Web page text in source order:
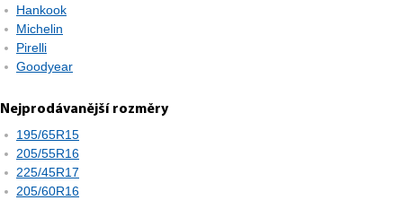
Hankook
Michelin
Pirelli
Goodyear
Nejprodávanější rozměry
195/65R15
205/55R16
225/45R17
205/60R16